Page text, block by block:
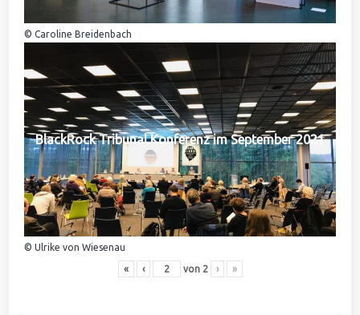
© Caroline Breidenbach
BlackRock Tribunal Konferenz im September 2021
© Ulrike von Wiesenau
« ‹ von 2 › »